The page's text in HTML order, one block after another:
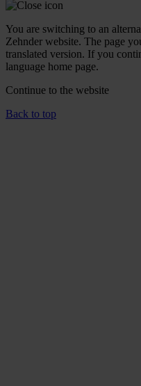
You are switching to an
Zehnder website. The page
translated version. If you
language home page.
Continue to the website
Back to top